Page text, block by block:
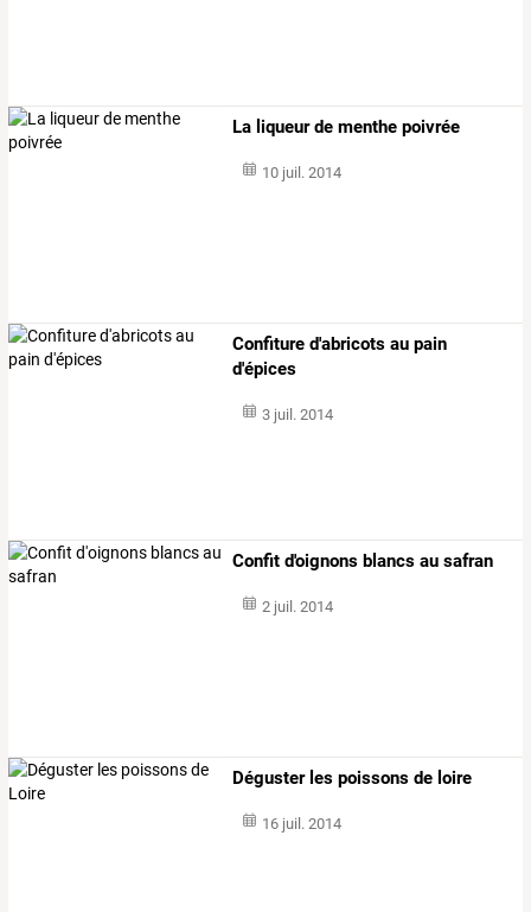
La liqueur de menthe poivrée
10 juil. 2014
Confiture d'abricots au pain
d'épices
3 juil. 2014
Confit d'oignons blancs au safran
2 juil. 2014
Déguster les poissons de loire
16 juil. 2014